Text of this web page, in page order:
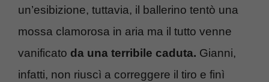
un’esibizione, tuttavia, il ballerino tentò una
mossa clamorosa in aria ma il tutto venne
vanificato da una terribile caduta. Gianni,
infatti, non riuscì a correggere il tiro e finì